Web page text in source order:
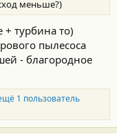
меньше?)
+ турбина то)
пылесоса
- благородное
1 пользователь